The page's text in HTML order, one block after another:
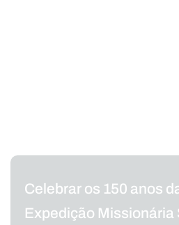
Celebrar os 150 anos
Expedição Missionária